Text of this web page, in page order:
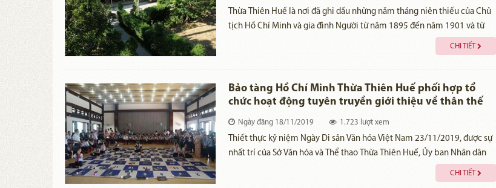
Thừa Thiên Huế là nơi đã ghi dấu những năm tháng niên thiếu của Chủ
tịch Hồ Chí Minh và gia đình Người từ năm 1895 đến năm 1901 và từ
năm 1906 đến năm 1909. Trong khoảng thời gian gần 10 năm ấy và mối
quan hệ tình cảm thiêng liêng giữa Người với Thừa Thiên Huế sau này
sức phong phú, đa dạng, mang giá trị lịch sử, văn hóa, tâm linh sâu sắc
và có vị trí quan trọng trong hệ thống di sản văn hóa của Người trên
CHI TIẾT
Bảo tàng Hồ Chí Minh Thừa Thiên Huế phối hợp tổ
chức hoạt động tuyên truyền giới thiệu về thân thế
Quảng Điền
Ngày đăng18/11/2019 1.723 lượt xem
Thiết thực kỷ niệm Ngày Di sản Văn hóa Việt Nam 23/11/2019, được sự
nhất trí của Sở Văn hóa và Thể thao Thừa Thiên Huế, Ủy ban Nhân dân
huyện Quảng Điền, Bảo tàng Hồ Chí Minh phối hợp với Phòng Văn hóa
và Thông tin, Phòng Giáo dục huyện Quảng Điền tổ chức các hoạt động:
CHI TIẾT